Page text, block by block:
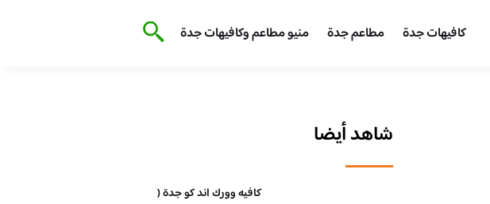
كافيهات جدة مطاعم جدة منيو مطاعم وكافيهات جدة
شاهد أيضا
كافيه وورك اند كو جدة (